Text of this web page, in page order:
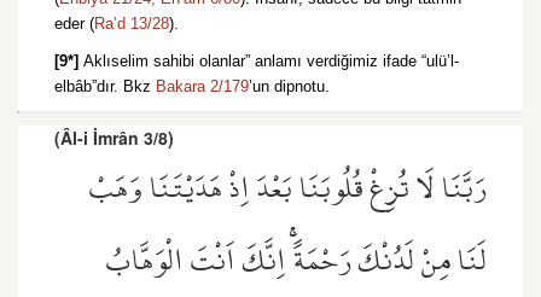
eder (Ra’d 13/28).
[9*] Aklıselim sahibi olanlar” anlamı verdiğimiz ifade “ulü’l-
elbâb”dır. Bkz Bakara 2/179’un dipnotu.
(Âl-i İmrân 3/8)
رَبَّنَا لَا تُزِغْ قُلُوبَنَا بَعْدَ اِذْ هَدَيْتَنَا وَهَبْ
لَنَا مِنْ لَدُنْكَ رَحْمَةًۚ اِنَّكَ اَنْتَ الْوَهَّابُ